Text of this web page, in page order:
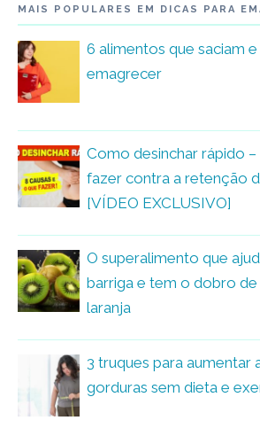
MAIS POPULARES EM DICAS PARA
6 alimentos que saciam
emagrecer
Como desinchar rápido –
fazer contra a retenção
[VÍDEO EXCLUSIVO]
O superalimento que
barriga e tem o dobro de
laranja
3 truques para aumentar
gorduras sem dieta e